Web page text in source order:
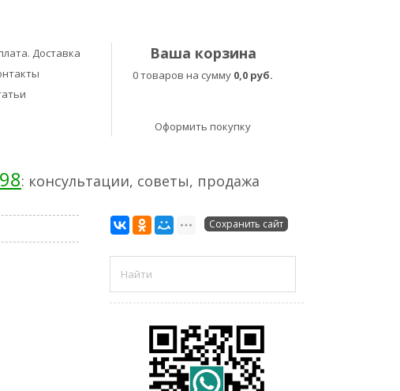
Доставка
Ваша корзина
0 товаров на сумму 0,0 руб.
Оформить покупку
: консультации, советы, продажа
Сохранить сайт